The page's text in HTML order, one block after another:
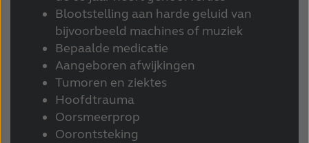
Schweiz Suisse
Suomi Sverige
Türkçe United Kingdom
United States
عربي
Blootstelling aan harde geluid van
bijvoorbeeld machines of muziek
Bepaalde medicatie
Aangeboren afwijkingen
Tumoren en ziektes
Hoofdtrauma
Oorsmeerprop
Oorontsteking